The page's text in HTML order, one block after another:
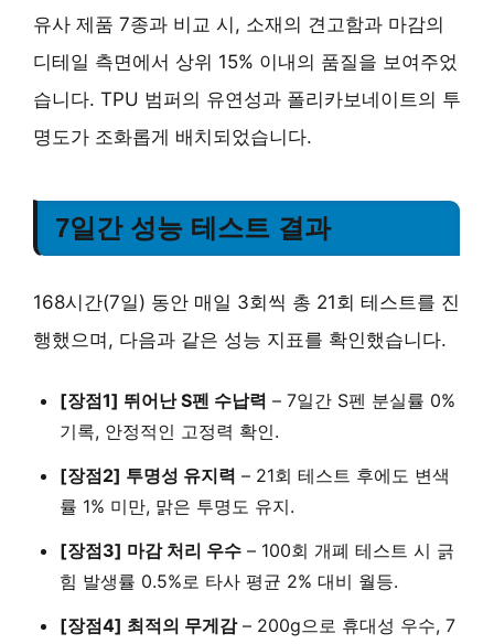
유사 제품 7종과 비교 시, 소재의 견고함과 마감의
디테일 측면에서 상위 15% 이내의 품질을 보여주었
습니다. TPU 범퍼의 유연성과 폴리카보네이트의 투
명도가 조화롭게 배치되었습니다.
7일간 성능 테스트 결과
168시간(7일) 동안 매일 3회씩 총 21회 테스트를 진
행했으며, 다음과 같은 성능 지표를 확인했습니다.
[장점1] 뛰어난 S펜 수납력 – 7일간 S펜 분실률 0%
기록, 안정적인 고정력 확인.
[장점2] 투명성 유지력 – 21회 테스트 후에도 변색
률 1% 미만, 맑은 투명도 유지.
[장점3] 마감 처리 우수 – 100회 개폐 테스트 시 긁
힘 발생률 0.5%로 타사 평균 2% 대비 월등.
[장점4] 최적의 무게감– 200g으로 휴대성 우수, 7